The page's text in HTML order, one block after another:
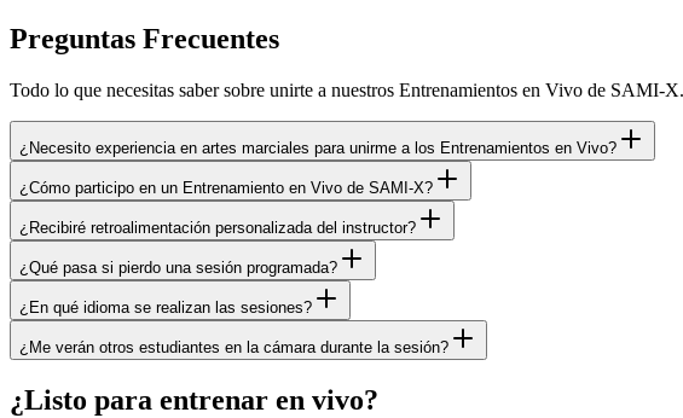
Preguntas Frecuentes
Todo lo que necesitas saber sobre unirte a nuestros Entrenamientos en Vivo de SAMI-X.
¿Necesito experiencia en artes marciales para unirme a los Entrenamientos en Vivo?
¿Cómo participo en un Entrenamiento en Vivo de SAMI-X?
¿Recibiré retroalimentación personalizada del instructor?
¿Qué pasa si pierdo una sesión programada?
¿En qué idioma se realizan las sesiones?
¿Me verán otros estudiantes en la cámara durante la sesión?
¿Listo para entrenar en vivo?